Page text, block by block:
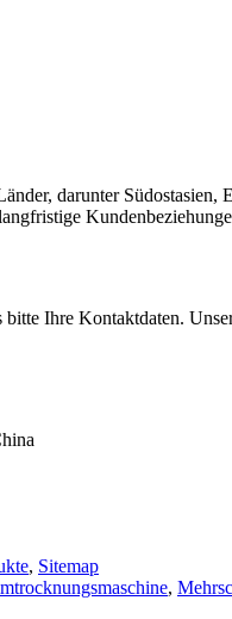
darunter
Ihre Kontaktdaten.
, Sitemap
,